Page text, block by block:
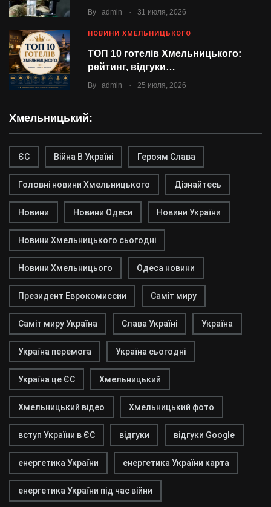
By admin . 31 июля, 2026
НОВИНИ ХМЕЛЬНИЦЬКОГО
ТОП 10 готелів Хмельницького:
рейтинг, відгуки…
By admin . 25 июля, 2026
Хмельницький:
ЄС Війна В Україні Героям Слава
Головні новини Хмельницького Дізнайтесь
Новини Новини Одеси Новини України
Новини Хмельницького сьогодні
Новини Хмельницього Одеса новини
Президент Еврокомиссии Саміт миру
Саміт миру Україна Слава Україні Україна
Україна перемога Україна сьогодні
Україна це ЄС Хмельницький
Хмельницький відео Хмельницький фото
вступ України в ЄС відгуки відгуки Google
енергетика України енергетика України карта
енергетика України під час війни